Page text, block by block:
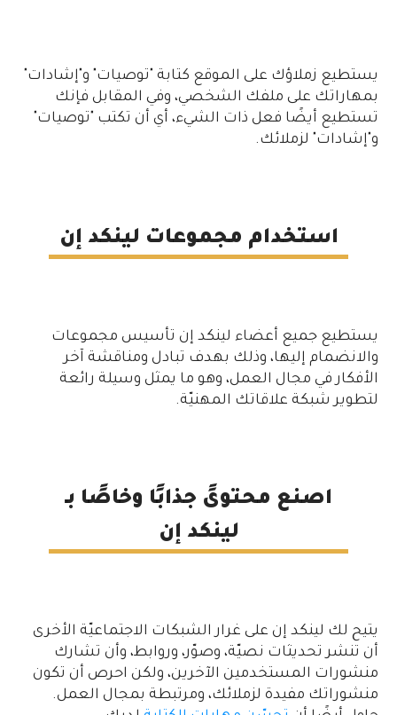
يستطيع زملاؤك على الموقع كتابة "توصيات" و"إشادات"
بمهاراتك على ملفك الشخصي، وفي المقابل فإنك
تستطيع أيضًا فعل ذات الشيء، أي أن تكتب "توصيات"
و"إشادات" لزملائك.
استخدام مجموعات لينكد إن
يستطيع جميع أعضاء لينكد إن تأسيس مجموعات
والانضمام إليها، وذلك بهدف تبادل ومناقشة آخر
الأفكار في مجال العمل، وهو ما يمثل وسيلة رائعة
لتطوير شبكة علاقاتك المهنيّة.
اصنع محتوىً جذابًا وخاصًا بـ
لينكد إن
يتيح لك لينكد إن على غرار الشبكات الاجتماعيّة الأخرى
أن تنشر تحديثات نصيّة، وصوّر، وروابط، وأن تشارك
منشورات المستخدمين الآخرين، ولكن احرص أن تكون
منشوراتك مفيدة لزملائك، ومرتبطة بمجال العمل.